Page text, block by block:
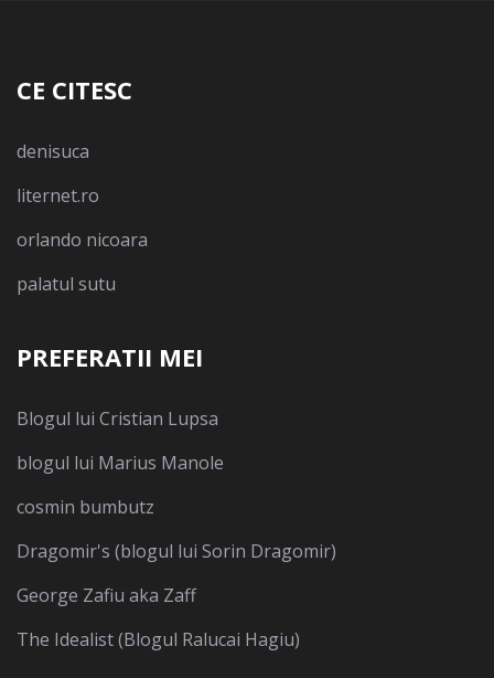
CE CITESC
denisuca
liternet.ro
orlando nicoara
palatul sutu
PREFERATII MEI
Blogul lui Cristian Lupsa
blogul lui Marius Manole
cosmin bumbutz
Dragomir's (blogul lui Sorin Dragomir)
George Zafiu aka Zaff
The Idealist (Blogul Ralucai Hagiu)